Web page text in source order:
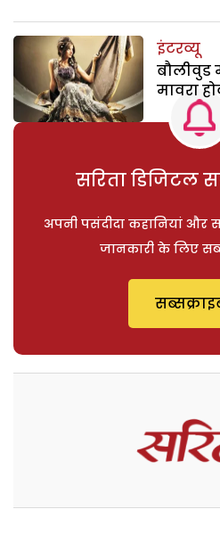
इंटरव्यू
बौलीवुड
मावरा
सरिता डिजिटल
अपनी पसंदीदा कहानियां और
जानकारी के लिए